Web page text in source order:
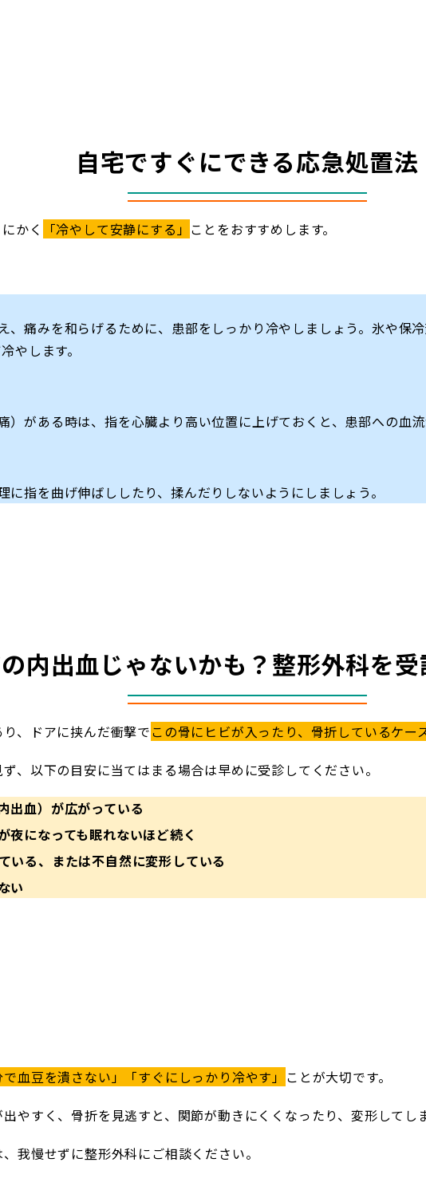
自宅ですぐにできる応急処置法
かく 「冷やして安静にする」 ことをおすすめします。
、痛みを和らげるために、患部をしっかり冷やしましょう。氷や保
やします。
）がある時は、指を心臓より高い位置に上げておくと、患部への血
に指を曲げ伸ばししたり、揉んだりしないようにしましょう。
内出血じゃないかも？整形外科を
、ドアに挟んだ衝撃でこの骨にヒビが入ったり、骨折しているケー
、以下の目安に当てはまる場合は早めに受診してください。
出血）が広がっている
夜になっても眠れないほど続く
いる、または不自然に変形している
い
で血豆を潰さない」「すぐにしっかり冷やす」 ことが大切です。
やすく、骨折を見逃すと、関節が動きにくくなったり、変形してし
我慢せずに整形外科にご相談ください。